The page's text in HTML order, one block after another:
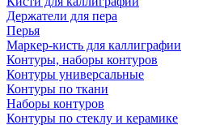
Держатели для пера
Перья
Маркер-кисть для каллиграфии
Контуры, наборы контуров
Контуры универсальные
Контуры по ткани
Наборы контуров
Контуры по стеклу и керамике